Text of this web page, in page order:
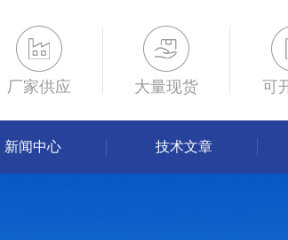
厂家供应 大量现货 可
新闻中心 技术文章